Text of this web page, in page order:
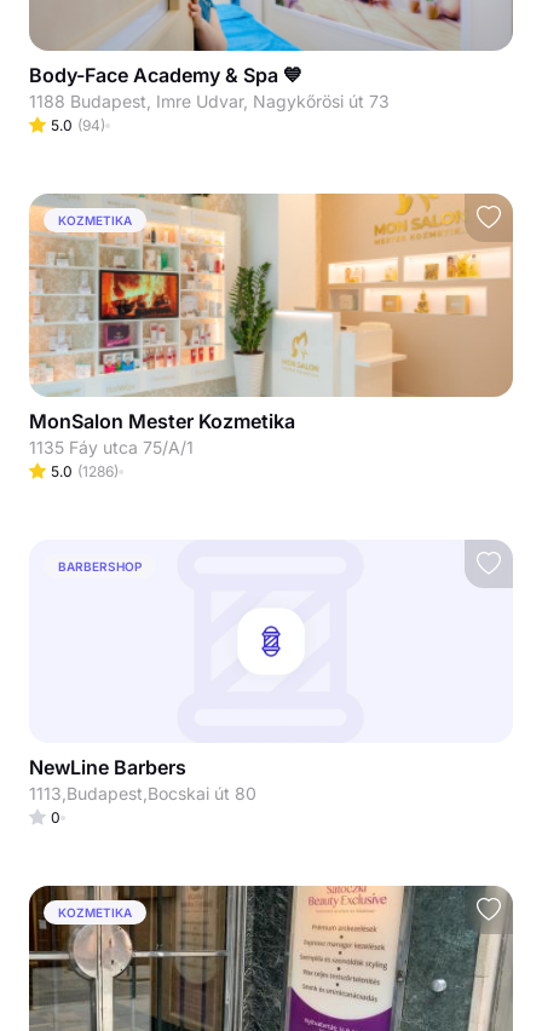
Body-Face Academy & Spa 💙
1188 Budapest, Imre Udvar, Nagykőrösi út 73
5.0 (94)
KOZMETIKA
MonSalon Mester Kozmetika
1135 Fáy utca 75/A/1
5.0 (1286)
BARBERSHOP
NewLine Barbers
1113,Budapest,Bocskai út 80
0
KOZMETIKA